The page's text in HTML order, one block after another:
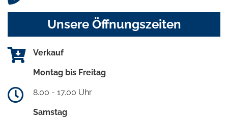
Unsere Öffnungszeiten
Verkauf
Montag bis Freitag
8.00 - 17.00 Uhr
Samstag